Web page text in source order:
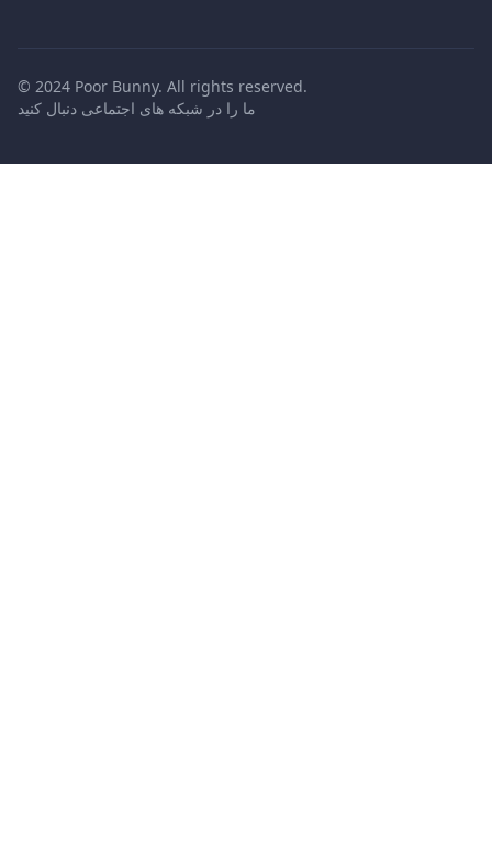
© 2024 Poor Bunny. All rights reserved.
ما را در شبکه های اجتماعی دنبال کنید